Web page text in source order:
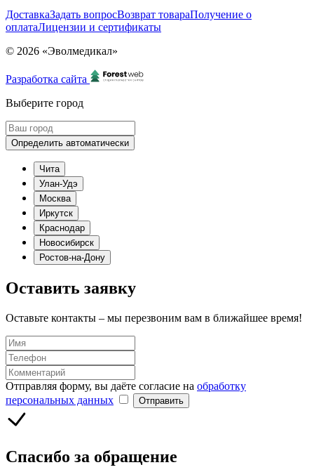
ДоставкаЗадать вопросВозврат товараПолучение о
оплатаЛицензии и сертификаты
© 2026 «Эволмедикал»
Разработка сайта
Выберите город
Определить автоматически
Чита
Улан-Удэ
Москва
Иркутск
Краснодар
Новосибирск
Ростов-на-Дону
Оставить заявку
Оставьте контакты – мы перезвоним вам в ближайшее время!
Отправляя форму, вы даёте согласие на обработку
персональных данных
Отправить
Спасибо за обращение